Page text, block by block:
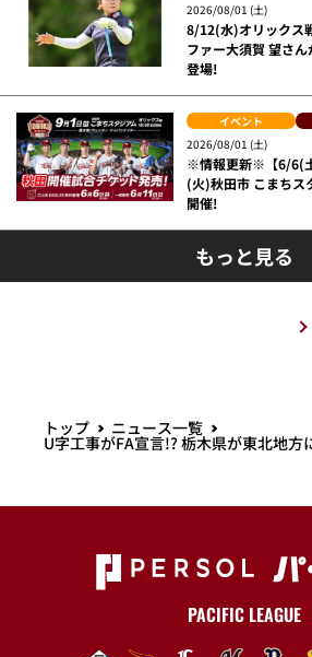
2026/08/01 (土)
8/12(水)オリックス
ファー大須賀 望さ
登場!
イベント
2026/08/01 (土)
※情報更新※【6/6(
(火)秋田市 こまちス
開催!
もっと見る
トップ ニュース一覧
U字工事がFA宣言!? 栃木県が東北地方
PACIFIC LEAGUE